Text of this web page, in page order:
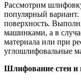
Рассмотрим
популярный вариант.
поверхность.
машинками, а в
материала или при
углошлифовальные
Шлифование стен и